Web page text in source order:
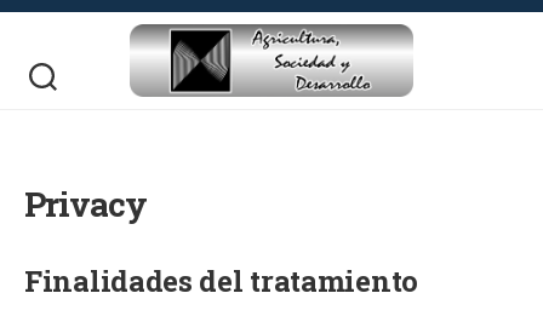
Skip
content
Privacy
Finalidades del tratamiento